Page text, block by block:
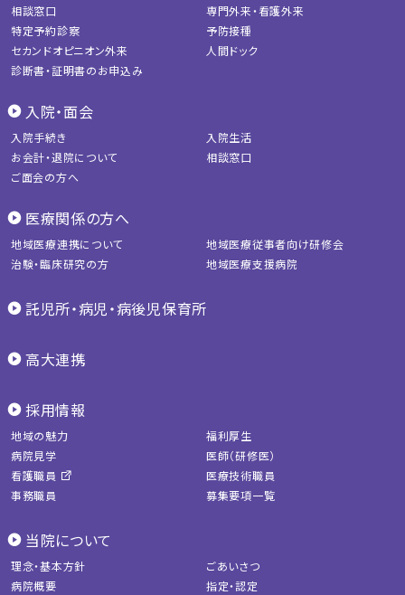
相談窓口
専門外来・看護外来
特定予約診察
予防接種
セカンドオピニオン外来
人間ドック
診断書・証明書のお申込み
入院・面会
入院手続き
入院生活
お会計・退院について
相談窓口
ご面会の方へ
医療関係の方へ
地域医療連携について
地域医療従事者向け研修会
治験・臨床研究の方
地域医療支援病院
託児所・病児・病後児保育所
高大連携
採用情報
地域の魅力
福利厚生
病院見学
医師（研修医）
看護職員
医療技術職員
事務職員
募集要項一覧
当院について
理念・基本方針
ごあいさつ
病院概要
指定・認定